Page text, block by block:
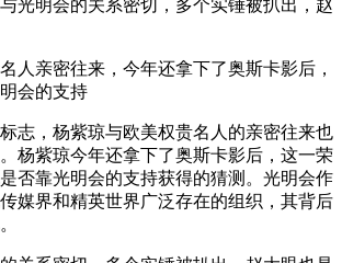
人亲密往来，今年还拿下了奥斯卡影后，
会的支持
志，杨紫琼与欧美权贵名人的亲密往来也
杨紫琼今年还拿下了奥斯卡影后，这一荣
否靠光明会的支持获得的猜测。光明会作
媒界和精英世界广泛存在的组织，其背后